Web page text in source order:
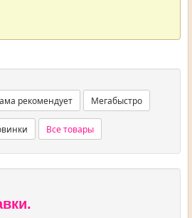
рекомендует Мегабыстро
Все товары